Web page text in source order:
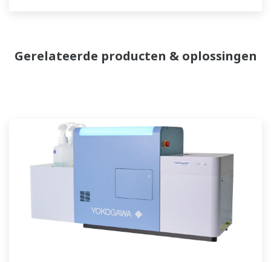
wettelijke eisen, de kwaliteit te waarborgen, de
time-to-market te verkorten en zo een stabiele
Gerelateerde producten & oplossingen